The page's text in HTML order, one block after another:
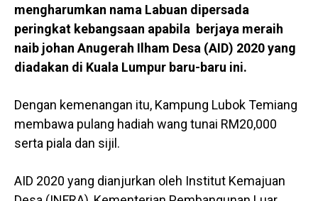
mengharumkan nama Labuan dipersada
peringkat kebangsaan apabila berjaya meraih
naib johan Anugerah Ilham Desa (AID) 2020 yang
diadakan di Kuala Lumpur baru-baru ini.
Dengan kemenangan itu, Kampung Lubok Temiang
membawa pulang hadiah wang tunai RM20,000
serta piala dan sijil.
AID 2020 yang dianjurkan oleh Institut Kemajuan